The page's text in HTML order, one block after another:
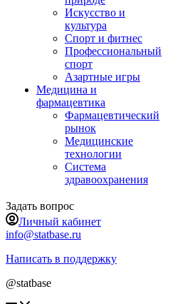
Искусство и
культура
Спорт и фитнес
Профессиональный
спорт
Азартные игры
Медицина и
фармацевтика
Фармацевтический
рынок
Медицинские
технологии
Система
здравоохранения
Задать вопрос
Личный кабинет
info@statbase.ru
Написать в поддержку
@statbase